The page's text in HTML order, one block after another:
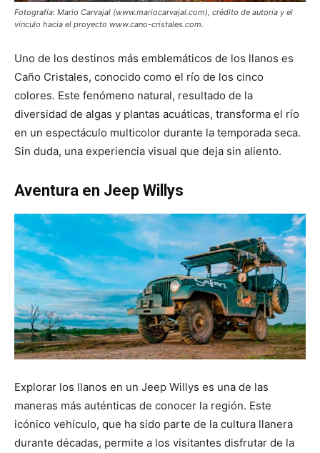
Fotografía: Mario Carvajal (www.mariocarvajal.com), crédito de autoría y el
vínculo hacia el proyecto www.cano-cristales.com.
Uno de los destinos más emblemáticos de los llanos es
Caño Cristales, conocido como el río de los cinco
colores. Este fenómeno natural, resultado de la
diversidad de algas y plantas acuáticas, transforma el río
en un espectáculo multicolor durante la temporada seca.
Sin duda, una experiencia visual que deja sin aliento.
Aventura en Jeep Willys
Explorar los llanos en un Jeep Willys es una de las
maneras más auténticas de conocer la región. Este
icónico vehículo, que ha sido parte de la cultura llanera
durante décadas, permite a los visitantes disfrutar de la